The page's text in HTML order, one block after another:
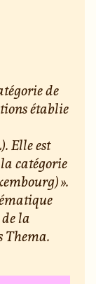
de
établie
Elle est
catégorie
».
de la
Thema.